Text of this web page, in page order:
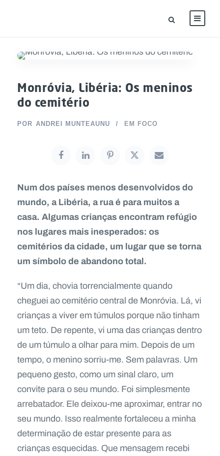
Monróvia, Libéria: Os meninos
do cemitério
POR ANDREI MUNTEAUNU EM FOCO
Num dos países menos desenvolvidos do
mundo, a Libéria, a rua é para muitos a
casa. Algumas crianças encontram refúgio
nos lugares mais inesperados: os
cemitérios da cidade, um lugar que se torna
um símbolo de abandono total.
“Um dia, chovia torrencialmente quando
cheguei ao cemitério central de Monróvia. Lá, vi
crianças a viver em túmulos porque não tinham
um teto. De repente, vi uma das crianças dentro
de um túmulo a olhar para mim. Depois de um
tempo, o menino sorriu-me. Sem palavras. Um
pequeno gesto, como um sinal claro, um
convite para o seu mundo. Foi simplesmente
arrebatador. Ele deixou-me aproximar, entrar no
seu mundo. Isso realmente fortaleceu a minha
determinação de estar presente para as
crianças esquecidas. Que mensagem recebi